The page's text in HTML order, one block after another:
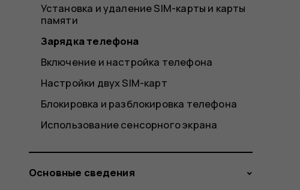
Установка и удаление SIM-карты и карты
памяти
Зарядка телефона
Включение и настройка телефона
Настройки двух SIM-карт
Блокировка и разблокировка телефона
Использование сенсорного экрана
Основные сведения